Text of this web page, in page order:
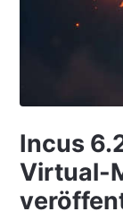
Incus
Virtual-